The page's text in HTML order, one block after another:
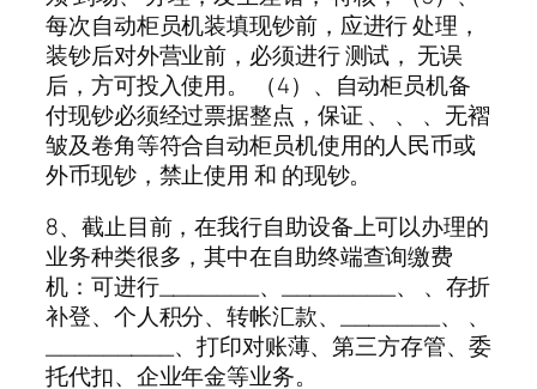
每次自动柜员机装填现钞前，应进行 处理，
装钞后对外营业前，必须进行 测试， 无误
后，方可投入使用。 （4）、自动柜员机备
付现钞必须经过票据整点，保证 、 、 、无褶
皱及卷角等符合自动柜员机使用的人民币或
外币现钞，禁止使用 和 的现钞。
8、截止目前，在我行自助设备上可以办理的
业务种类很多，其中在自助终端查询缴费
机：可进行_______、________、 、存折
补登、个人积分、转帐汇款、_______、 、
_________、打印对账薄、第三方存管、委
托代扣、企业年金等业务。